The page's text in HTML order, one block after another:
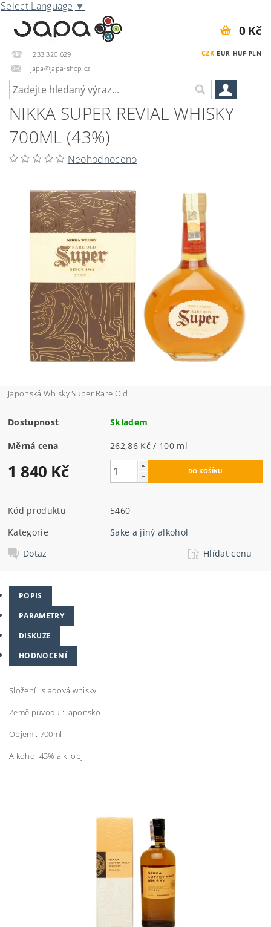
Select Language ▼
233 320 629
japa@japa-shop.cz
CZK EUR HUF PLN
0 Kč
NIKKA SUPER REVIAL WHISKY
700ML (43%)
Neohodnoceno
Japonská Whisky Super Rare Old
Dostupnost Skladem
Měrná cena 262,86 Kč / 100 ml
1 840 Kč
Kód produktu
5460
Kategorie
Sake a jiný alkohol
Dotaz
Hlídat cenu
POPIS
PARAMETRY
DISKUZE
HODNOCENÍ
Složení : sladová whisky
Země původu : Japonsko
Objem : 700ml
Alkohol 43% alk. obj